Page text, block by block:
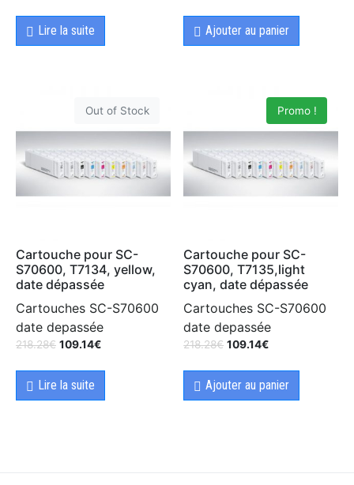
Lire la suite Ajouter au panier
Out of Stock
Cartouche pour SC-
S70600, T7134, yellow,
date dépassée
Cartouches SC-S70600
date depassée
218.28€ 109.14€
Lire la suite
Promo !
Cartouche pour SC-
S70600, T7135,light
cyan, date dépassée
Cartouches SC-S70600
date depassée
218.28€ 109.14€
Ajouter au panier